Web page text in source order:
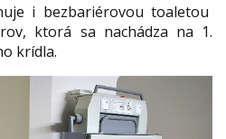
i bezbariérovou toaletou
ktorá sa nachádza na 1.
krídla.